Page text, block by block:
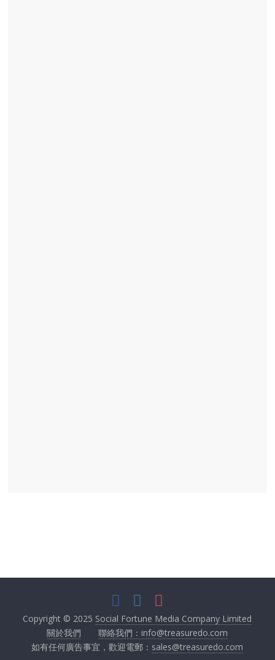
Copyright © 2025 Social Fortune Media Company Limited
關於我們
聯絡我們：info@treasuredo.com
如有任何廣告事宜，歡迎電郵： sales@treasuredo.com